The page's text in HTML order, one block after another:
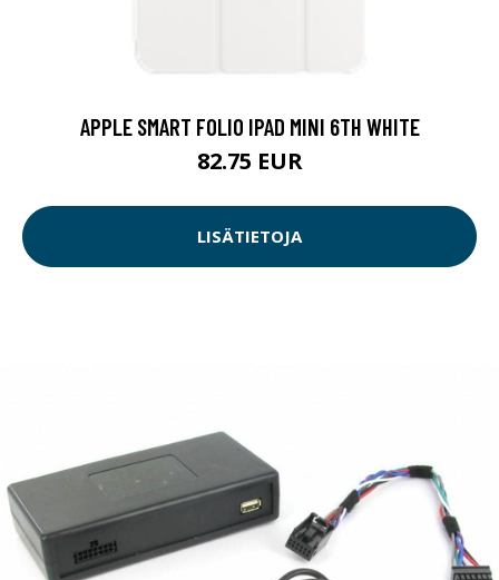
APPLE SMART FOLIO IPAD MINI 6TH WHITE
82.75 EUR
LISÄTIETOJA